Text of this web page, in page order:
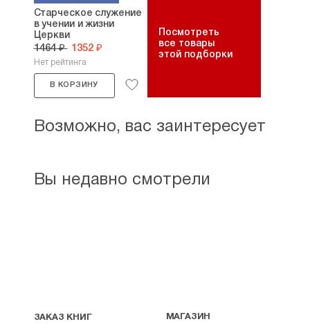
Старческое служение
в учении и жизни
Церкви
1464 ₽ 1352 ₽
Нет рейтинга
В КОРЗИНУ
Посмотреть
все товары
этой подборки
Возможно, вас заинтересует
Вы недавно смотрели
ЗАКАЗ КНИГ
МАГАЗИН